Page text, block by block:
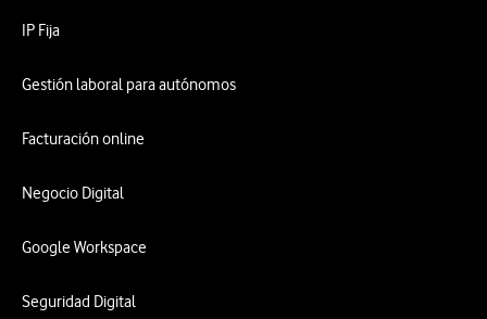
IP Fija
Gestión laboral para autónomos
Facturación online
Negocio Digital
Google Workspace
Seguridad Digital